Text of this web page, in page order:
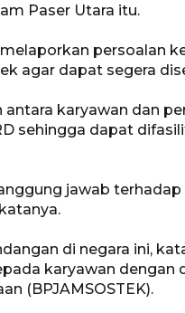
Paser Utara itu.
persoalan
agar dapat segera
karyawan dan
sehingga dapat
jawab
di negara ini,
karyawan dengan
(BPJAMSOSTEK).